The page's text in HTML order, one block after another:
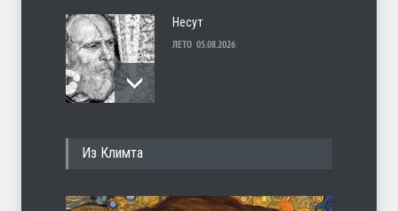
Несут
ЛЕТО 05.08.2026
Из Климта